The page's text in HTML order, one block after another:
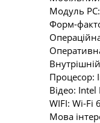
Модуль
Форм-
Процесор:
Відео:
WIFI: Wi-Fi
Мова